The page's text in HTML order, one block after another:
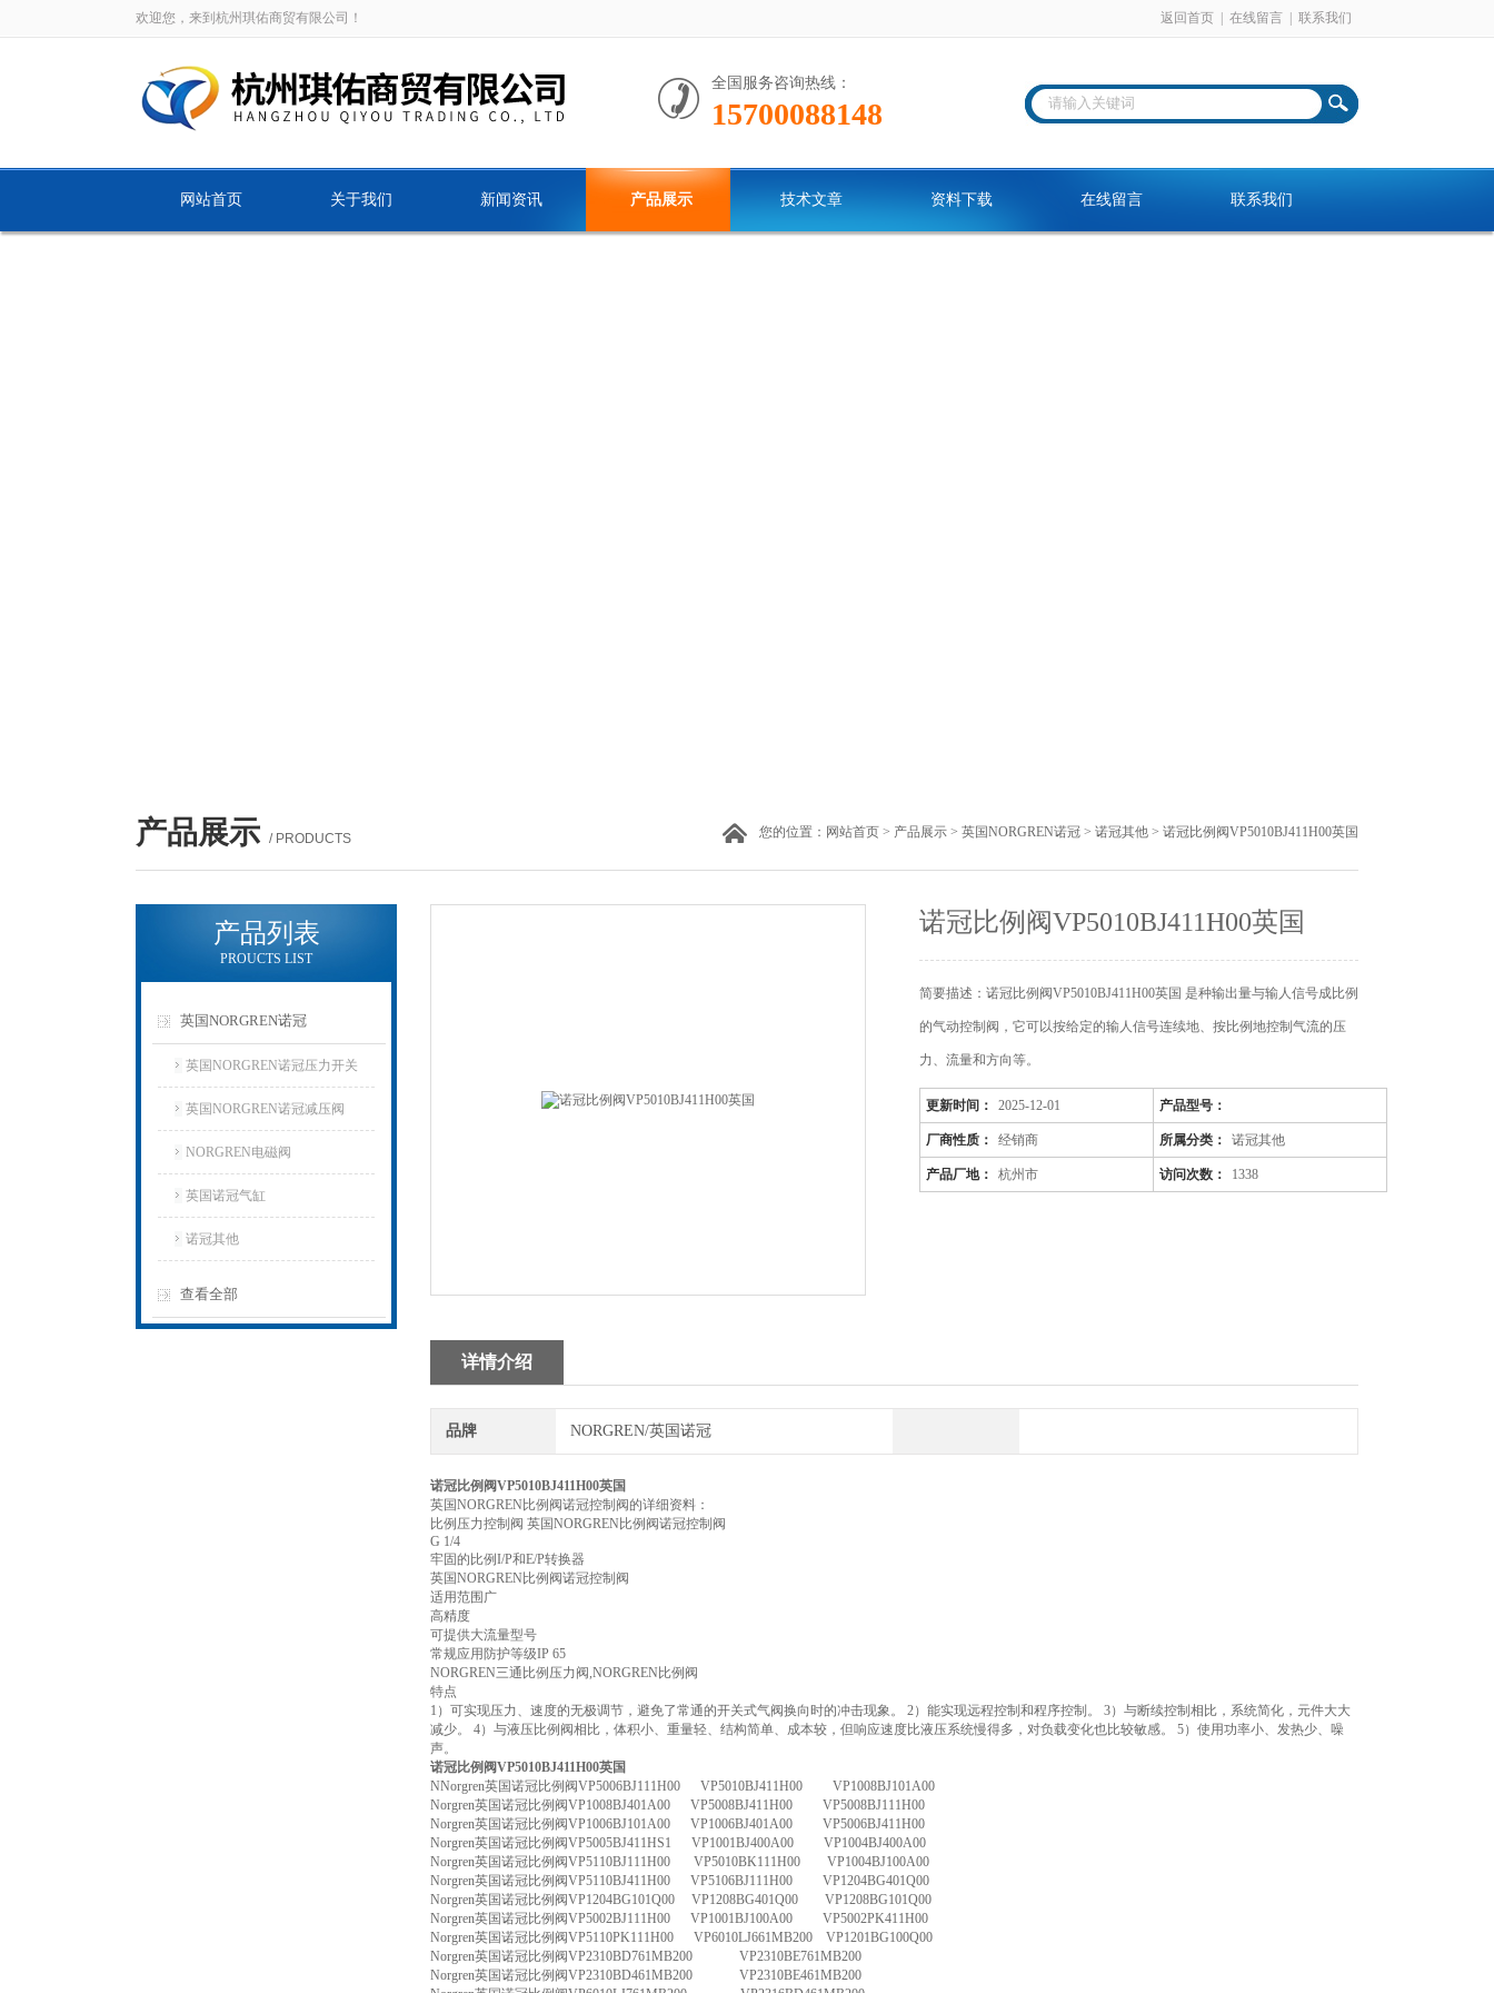
欢迎您，来到杭州琪佑商贸有限公司！ 返回首页 在线留言 联系我们
全国服务咨询热线：
15700088148
网站首页 关于我们 新闻资讯 产品展示 技术文章 资料下载 在线留言 联系我们
产品展示 / PRODUCTS 您的位置： 网站首页 > 产品展示 > 英国NORGREN诺冠 > 诺冠其他 > 诺冠比例阀VP5010BJ411H00英国
产品列表
PROUCTS LIST
英国NORGREN诺冠
英国NORGREN诺冠压力开关
英国NORGREN诺冠减压阀
NORGREN电磁阀
英国诺冠气缸
诺冠其他
查看全部
诺冠比例阀VP5010BJ411H00英国
简要描述：诺冠比例阀VP5010BJ411H00英国 是种输出量与输人信号成比例
的气动控制阀，它可以按给定的输人信号连续地、按比例地控制气流的压
力、流量和方向等。
更新时间： 2025-12-01 产品型号：
厂商性质： 经销商 所属分类： 诺冠其他
产品厂地： 杭州市 访问次数： 1338
详情介绍
品牌 NORGREN/英国诺冠
诺冠比例阀VP5010BJ411H00英国
英国NORGREN比例阀诺冠控制阀的详细资料：
比例压力控制阀 英国NORGREN比例阀诺冠控制阀
G 1/4
牢固的比例I/P和E/P转换器
英国NORGREN比例阀诺冠控制阀
适用范围广
高精度
可提供大流量型号
常规应用防护等级IP 65
NORGREN三通比例压力阀,NORGREN比例阀
特点
1）可实现压力、速度的无极调节，避免了常通的开关式气阀换向时的冲击现象。 2）能实现远程控制和程序控制。 3）与断续控制相比，系统简化，元件大大
减少。 4）与液压比例阀相比，体积小、重量轻、结构简单、成本较，但响应速度比液压系统慢得多，对负载变化也比较敏感。 5）使用功率小、发热少、噪
声。
诺冠比例阀VP5010BJ411H00英国
NNorgren英国诺冠比例阀VP5006BJ111H00 VP5010BJ411H00 VP1008BJ101A00
Norgren英国诺冠比例阀VP1008BJ401A00 VP5008BJ411H00 VP5008BJ111H00
Norgren英国诺冠比例阀VP1006BJ101A00 VP1006BJ401A00 VP5006BJ411H00
Norgren英国诺冠比例阀VP5005BJ411HS1 VP1001BJ400A00 VP1004BJ400A00
Norgren英国诺冠比例阀VP5110BJ111H00 VP5010BK111H00 VP1004BJ100A00
Norgren英国诺冠比例阀VP5110BJ411H00 VP5106BJ111H00 VP1204BG401Q00
Norgren英国诺冠比例阀VP1204BG101Q00 VP1208BG401Q00 VP1208BG101Q00
Norgren英国诺冠比例阀VP5002BJ111H00 VP1001BJ100A00 VP5002PK411H00
Norgren英国诺冠比例阀VP5110PK111H00 VP6010LJ661MB200 VP1201BG100Q00
Norgren英国诺冠比例阀VP2310BD761MB200 VP2310BE761MB200
Norgren英国诺冠比例阀VP2310BD461MB200 VP2310BE461MB200